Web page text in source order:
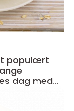
populært
dag med